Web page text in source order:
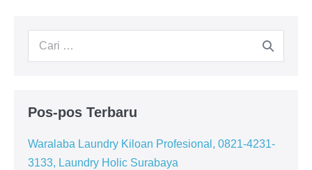
Pencarian
Pos-pos Terbaru
Waralaba Laundry Kiloan Profesional, 0821-4231-
3133, Laundry Holic Surabaya